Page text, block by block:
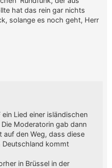
hat das rein gar nichts
solange es noch geht, Herr
Lied einer isländischen
Moderatorin gab dann
den Weg, dass diese
Deutschland kommt
in Brüssel in der